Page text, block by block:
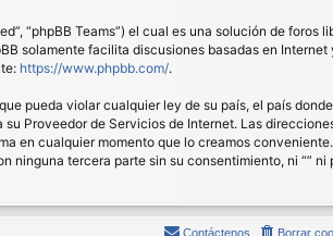
“phpBB Teams”) el cual es una solución de foros
solamente facilita discusiones basadas en
https://www.phpbb.com/.
pueda violar cualquier ley de su país, el país
Proveedor de Servicios de Internet. Las
en cualquier momento que lo creamos
tercera parte sin su consentimiento, ni “” ni
Borrar
Contáctenos